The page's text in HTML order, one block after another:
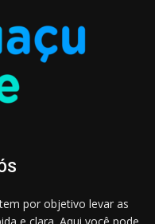
por objetivo levar as